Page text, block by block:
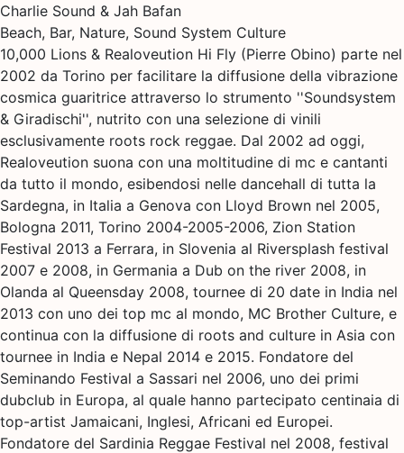
Charlie Sound & Jah Bafan
Beach, Bar, Nature, Sound System Culture
10,000 Lions & Realoveution Hi Fly (Pierre Obino) parte nel
2002 da Torino per facilitare la diffusione della vibrazione
cosmica guaritrice attraverso lo strumento ''Soundsystem
& Giradischi'', nutrito con una selezione di vinili
esclusivamente roots rock reggae. Dal 2002 ad oggi,
Realoveution suona con una moltitudine di mc e cantanti
da tutto il mondo, esibendosi nelle dancehall di tutta la
Sardegna, in Italia a Genova con Lloyd Brown nel 2005,
Bologna 2011, Torino 2004-2005-2006, Zion Station
Festival 2013 a Ferrara, in Slovenia al Riversplash festival
2007 e 2008, in Germania a Dub on the river 2008, in
Olanda al Queensday 2008, tournee di 20 date in India nel
2013 con uno dei top mc al mondo, MC Brother Culture, e
continua con la diffusione di roots and culture in Asia con
tournee in India e Nepal 2014 e 2015. Fondatore del
Seminando Festival a Sassari nel 2006, uno dei primi
dubclub in Europa, al quale hanno partecipato centinaia di
top-artist Jamaicani, Inglesi, Africani ed Europei.
Fondatore del Sardinia Reggae Festival nel 2008, festival